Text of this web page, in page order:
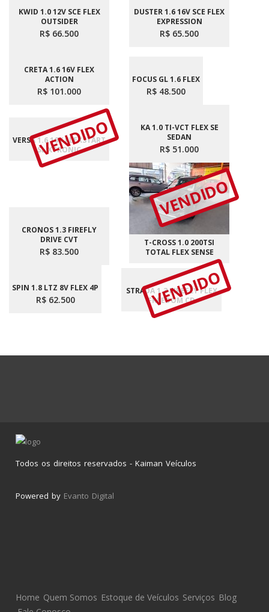
KWID 1.0 12V SCE FLEX
OUTSIDER
R$ 66.500
DUSTER 1.6 16V SCE FLEX
EXPRESSION
R$ 65.500
CRETA 1.6 16V FLEX
ACTION
R$ 101.000
FOCUS GL 1.6 FLEX
R$ 48.500
VENDIDO
VERSA 1.6 16V FLEXSTART
SL XTRONIC
KA 1.0 TI-VCT FLEX SE
SEDAN
R$ 51.000
CRONOS 1.3 FIREFLY
DRIVE CVT
R$ 83.500
VENDIDO
T-CROSS 1.0 200TSI
TOTAL FLEX SENSE
SPIN 1.8 LTZ 8V FLEX 4P
R$ 62.500 VENDIDO
STRADA 1.3 FIREFLY FLEX
FREEDOM CD
Todos os direitos reservados - Kaiman Veículos
Powered by Evanto Digital
Home Quem Somos Estoque de Veículos Serviços Blog